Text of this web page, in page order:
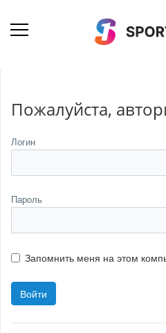
Пожалуйста,
Логин
Пароль
Запомнить меня на этом